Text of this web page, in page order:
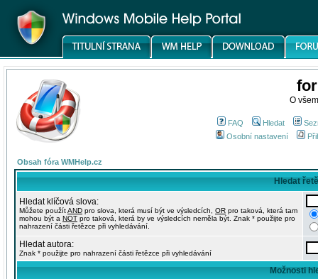
O
FAQ Hledat
Osobní nastavení
Obsah fóra WMHelp.cz
Hledat
Hledat klíčová slova:
Můžete použítAND pro slova, která musí být ve výsledcích, OR pro taková, která tam
mohou být a NOT pro taková, která by ve výsledcích neměla být. Znak * použijte pro
nahrazení části řetězce při vyhledávání.
Hledat autora:
Znak * použijte pro nahrazení části řetězce při vyhledávání
Možnosti